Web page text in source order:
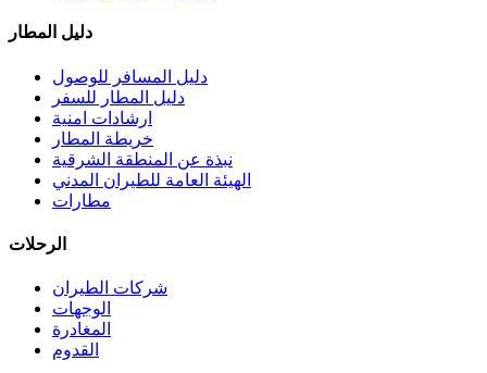
دليل المطار
دليل المسافر للوصول
دليل المطار للسفر
ارشادات امنية
خريطة المطار
نبذة عن المنطقة الشرقية
الهيئة العامة للطيران المدني
مطارات
الرحلات
شركات الطيران
الوجهات
المغادرة
القدوم